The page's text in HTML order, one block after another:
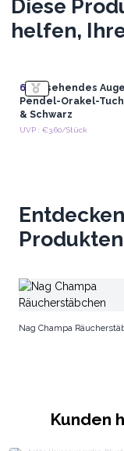
Diese
helfen,
6x Allsehendes
Pendel-Orakel-
& Schwarz
UVP : €3.60/Stück
Produkten
Nag Champa
Kunden